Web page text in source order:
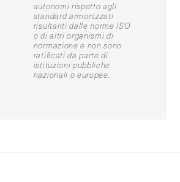
autonomi rispetto agli
standard armonizzati
risultanti dalle norme ISO
o di altri organismi di
normazione e non sono
ratificati da parte di
istituzioni pubbliche
nazionali o europee.